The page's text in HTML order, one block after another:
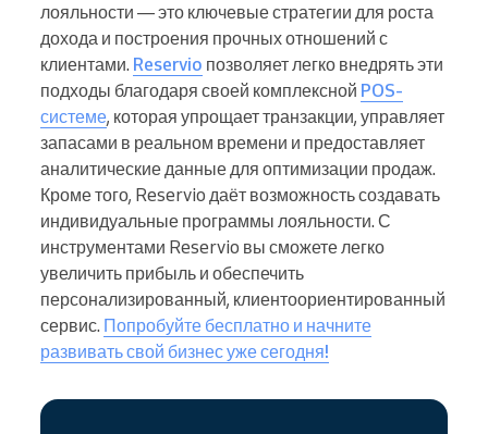
лояльности — это ключевые стратегии для роста
дохода и построения прочных отношений с
клиентами. Reservio позволяет легко внедрять эти
подходы благодаря своей комплексной POS-
системе, которая упрощает транзакции, управляет
запасами в реальном времени и предоставляет
аналитические данные для оптимизации продаж.
Кроме того, Reservio даёт возможность создавать
индивидуальные программы лояльности. С
инструментами Reservio вы сможете легко
увеличить прибыль и обеспечить
персонализированный, клиентоориентированный
сервис. Попробуйте бесплатно и начните
развивать свой бизнес уже сегодня!